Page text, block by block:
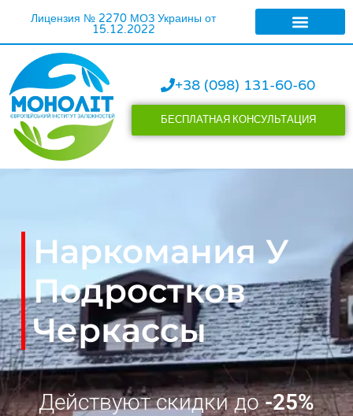
Лицензия № 2270 МОЗ Украины от
15.12.2022
+38 (098) 131-60-60
БЕСПЛАТНАЯ КОНСУЛЬТАЦИЯ
Наркомания У
Подростков
Черкассы
Действуют скидки до -25%